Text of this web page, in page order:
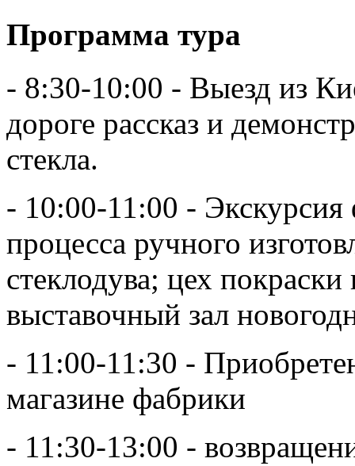
Программа тура
- 8:30-10:00 - Выезд из
дороге рассказ и
стекла.
- 10:00-11:00 -
процесса ручного
стеклодува; цех
выставочный зал
- 11:00-11:30 -
магазине фабрики
- 11:30-13:00 -